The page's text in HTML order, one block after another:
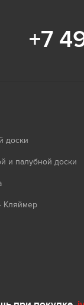
+7
доски
и палубной доски
Кляймер